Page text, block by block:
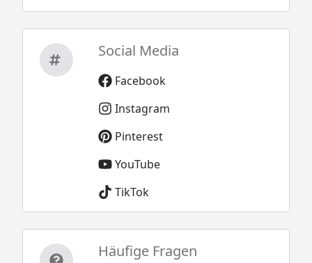
Social Media
Facebook
Instagram
Pinterest
YouTube
TikTok
Häufige Fragen